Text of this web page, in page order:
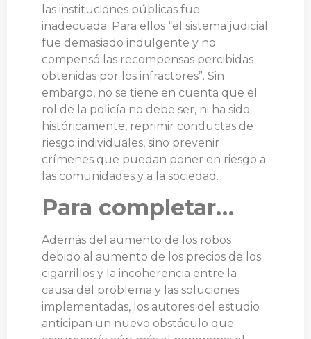
las instituciones públicas fue
inadecuada. Para ellos “el sistema judicial
fue demasiado indulgente y no
compensó las recompensas percibidas
obtenidas por los infractores”. Sin
embargo, no se tiene en cuenta que el
rol de la policía no debe ser, ni ha sido
históricamente, reprimir conductas de
riesgo individuales, sino prevenir
crímenes que puedan poner en riesgo a
las comunidades y a la sociedad.
Para completar…
Además del aumento de los robos
debido al aumento de los precios de los
cigarrillos y la incoherencia entre la
causa del problema y las soluciones
implementadas, los autores del estudio
anticipan un nuevo obstáculo que